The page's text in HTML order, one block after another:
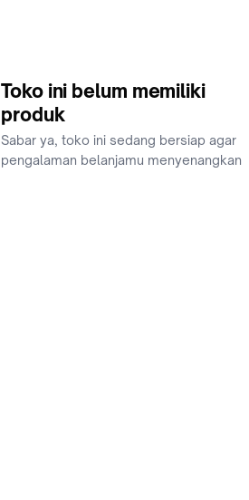
Toko ini belum memiliki
produk
Sabar ya, toko ini sedang bersiap agar
pengalaman belanjamu menyenangkan